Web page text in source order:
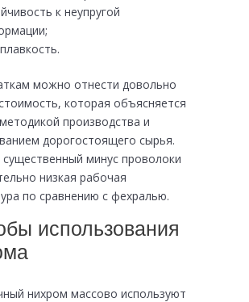
к неупругой
можно отнести довольно
которая объясняется
производства и
дорогостоящего сырья.
минус проволоки
низкая рабочая
по сравнению с фехралью.
использования
нихром массово используют